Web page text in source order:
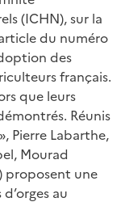
(ICHN), sur la
du numéro
des
français.
que leurs
Réunis
Pierre Labarthe,
Mourad
proposent une
au